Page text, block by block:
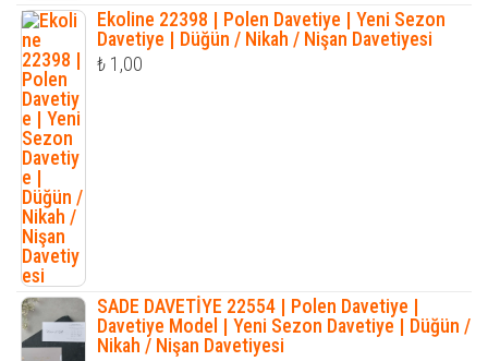
Ekoline 22398 | Polen Davetiye | Yeni Sezon
Davetiye | Düğün / Nikah / Nişan Davetiyesi
₺ 1,00
SADE DAVETİYE 22554 | Polen Davetiye |
Davetiye Model | Yeni Sezon Davetiye | Düğün /
Nikah / Nişan Davetiyesi